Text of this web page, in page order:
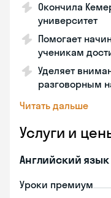
Окончила
университет
Помогает
ученикам
Уделяет
разговорным
Читать дальше
Услуги и
Английский язык
Уроки премиум